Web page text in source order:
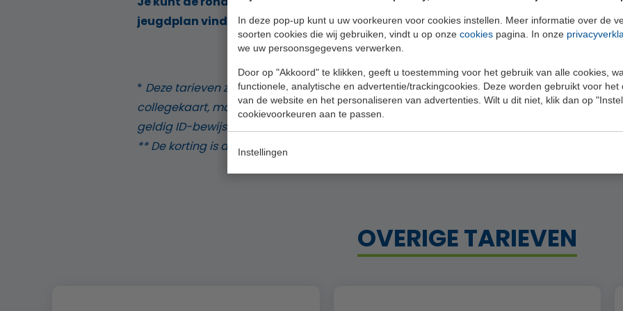
In deze pop-up kunt u uw voorkeuren voor cookies instellen. Meer informatie over de
soorten cookies die wij gebruiken, vindt u op onze cookies pagina. In onze
we uw persoonsgegevens verwerken.
Door op "Akkoord" te klikken, geeft u toestemming voor het gebruik van alle cookies,
functionele, analytische en advertentie/trackingcookies. Deze worden gebruikt voor het
van de website en het personaliseren van advertenties. Wilt u dit niet, klik dan op
cookievoorkeuren aan te passen.
Instellingen
jeugdplan vind jehier.
* Deze tarieven zijn geldig voor voltijd studenten (t/m 25 jaar), op vertoon van een
collegekaart, maarnietvoor deeltijd en/of duaal-studenten (werk i.c.m. studie). Bij je
geldig ID-bewijs.
** De korting is alleen geldig in de leeftijd van 22 t/m 25 jaar op vertoon van een
OVERIGE TARIEVEN